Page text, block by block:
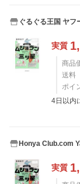
ぐるぐる王国 ヤフ
実質
商品
送料
ポイ
4日以内
Honya Club.com
実質